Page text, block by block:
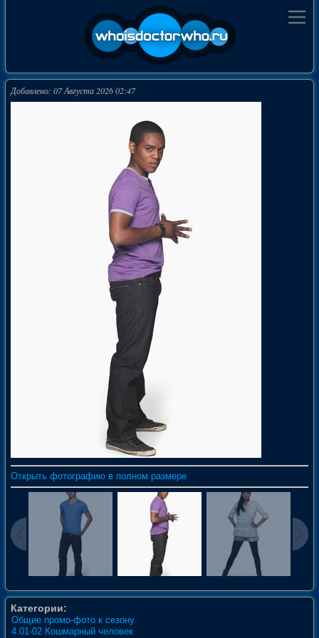
Добавлено: 07 Августа 2026 02:47
Открыть фотографию в полном размере
Категории:
Общие промо-фото к сезону
4.01-02 Кошмарный человек